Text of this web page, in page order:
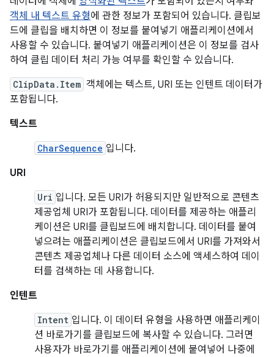
객체 내 텍스트 유형에 관한 정보가 포함되어 있습니다. 클립보
드에 클립을 배치하면 이 정보를 붙여넣기 애플리케이션에서
사용할 수 있습니다. 붙여넣기 애플리케이션은 이 정보를 검사
하여 클립 데이터 처리 가능 여부를 확인할 수 있습니다.
ClipData.Item 객체에는 텍스트, URI 또는 인텐트 데이터가
포함됩니다.
텍스트
CharSequence 입니다.
URI
Uri 입니다. 모든 URI가 허용되지만 일반적으로 콘텐츠
제공업체 URI가 포함됩니다. 데이터를 제공하는 애플리
케이션은 URI를 클립보드에 배치합니다. 데이터를 붙여
넣으려는 애플리케이션은 클립보드에서 URI를 가져와서
콘텐츠 제공업체나 다른 데이터 소스에 액세스하여 데이
터를 검색하는 데 사용합니다.
인텐트
Intent 입니다. 이 데이터 유형을 사용하면 애플리케이
션 바로가기를 클립보드에 복사할 수 있습니다. 그러면
사용자가 바로가기를 애플리케이션에 붙여넣어 나중에